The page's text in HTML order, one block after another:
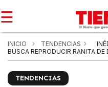
☰
INICIO TENDENCIAS
BUSCA REPRODUCIR RANITA DE
TENDENCIAS